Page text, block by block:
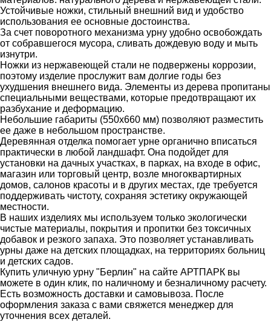
Устойчивые ножки, стильный внешний вид и удобство
использования ее основные достоинства.
За счет поворотного механизма урну удобно освобождать
от собравшегося мусора, сливать дождевую воду и мыть
изнутри.
Ножки из нержавеющей стали не подвержены коррозии,
поэтому изделие прослужит вам долгие годы без
ухудшения внешнего вида. Элементы из дерева пропитаны
специальными веществами, которые предотвращают их
разбухание и деформацию.
Небольшие габариты (550x660 мм) позволяют разместить
ее даже в небольшом пространстве.
Деревянная отделка помогает урне органично вписаться
практически в любой ландшафт. Она подойдет для
установки на дачных участках, в парках, на входе в офис,
магазин или торговый центр, возле многоквартирных
домов, салонов красоты и в других местах, где требуется
поддерживать чистоту, сохраняя эстетику окружающей
местности.
В наших изделиях мы используем только экологически
чистые материалы, покрытия и пропитки без токсичных
добавок и резкого запаха. Это позволяет устанавливать
урны даже на детских площадках, на территориях больниц
и детских садов.
Купить уличную урну "Берлин" на сайте АРТПАРК вы
можете в один клик, по наличному и безналичному расчету.
Есть возможность доставки и самовывоза. После
оформления заказа с вами свяжется менеджер для
уточнения всех деталей.